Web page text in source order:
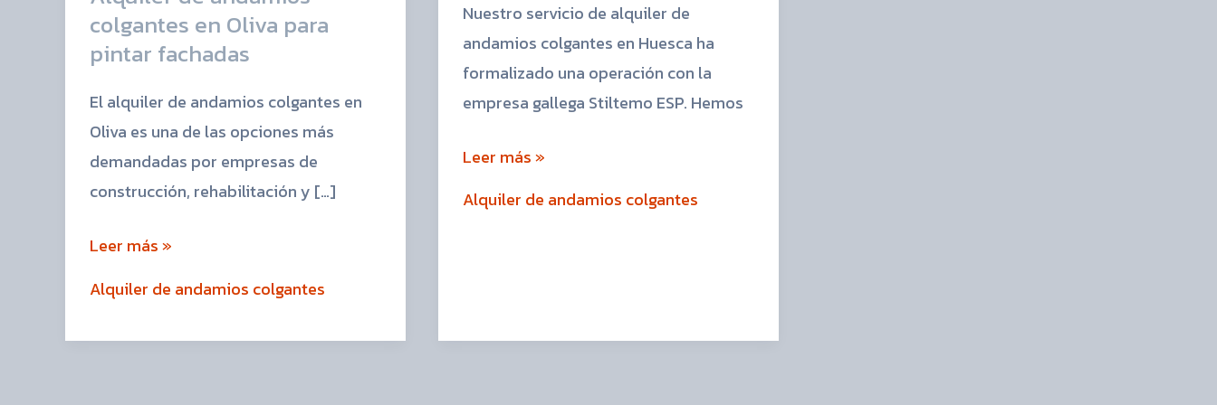
colgantes en Oliva para
pintar fachadas
El alquiler de andamios colgantes en
Oliva es una de las opciones más
demandadas por empresas de
construcción, rehabilitación y […]
Leer más »
Alquiler de andamios colgantes
Nuestro servicio de alquiler de
andamios colgantes en Huesca ha
formalizado una operación con la
empresa gallega Stiltemo ESP. Hemos
Leer más »
Alquiler de andamios colgantes